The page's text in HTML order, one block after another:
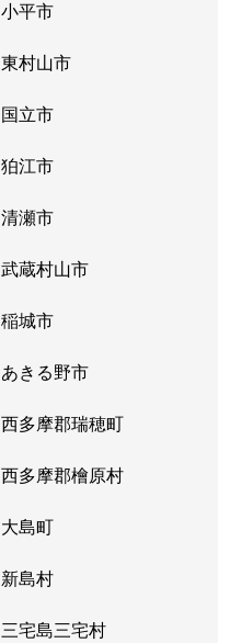
小平市
東村山市
国立市
狛江市
清瀬市
武蔵村山市
稲城市
あきる野市
西多摩郡瑞穂町
西多摩郡檜原村
大島町
新島村
三宅島三宅村